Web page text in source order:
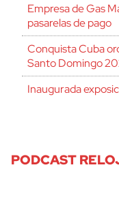
Empresa de Gas
pasarelas de pago
Conquista Cuba
Santo Domingo
Inaugurada
PODCAST